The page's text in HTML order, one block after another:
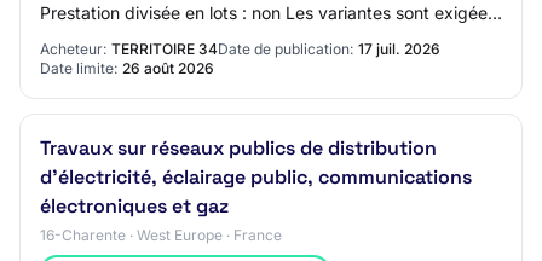
Prestation divisée en lots : non Les variantes sont exigées
Acheteur: TERRITOIRE 34Date de publication: 17 juil. 2026
Date limite: 26 août 2026
Travaux sur réseaux publics de distribution
d'électricité, éclairage public, communications
électroniques et gaz
16-Charente · West Europe · France